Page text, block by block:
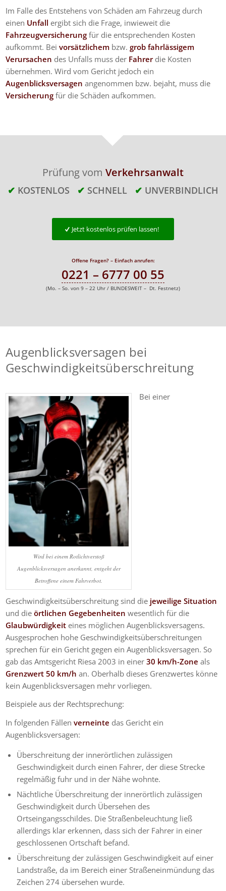
Im Falle des Entstehens von Schäden am Fahrzeug durch
einen Unfall ergibt sich die Frage, inwieweit die
Fahrzeugversicherung für die entsprechenden Kosten
aufkommt. Beivorsätzlichem bzw.grob fahrlässigem
Verursachen des Unfalls muss der Fahrerdie Kosten
übernehmen. Wird vom Gericht jedoch ein
Augenblicksversagen angenommen bzw. bejaht, muss die
Versicherung für die Schäden aufkommen.
Prüfung vom Verkehrsanwalt
✔ KOSTENLOS ✔ SCHNELL ✔ UNVERBINDLICH
Jetzt kostenlos prüfen lassen!
Offene Fragen? – Einfach anrufen:
0221 – 6777 00 55
(Mo. – So. von 9 – 22 Uhr / BUNDESWEIT – Dt. Festnetz)
Augenblicksversagen bei
Geschwindigkeitsüberschreitung
Wird bei einem Rotlichtverstoß
Augenblicksversagen anerkannt, entgeht der
Betroffene einem Fahrverbot.
Bei einer
Geschwindigkeitsüberschreitung sind die jeweilige Situation
und dieörtlichen Gegebenheiten wesentlich für die
Glaubwürdigkeit eines möglichen Augenblicksversagens.
Ausgesprochen hohe Geschwindigkeitsüberschreitungen
sprechen für ein Gericht gegen ein Augenblicksversagen. So
gab das Amtsgericht Riesa 2003 in einer30 km/h-Zone als
Grenzwert 50 km/h an. Oberhalb dieses Grenzwertes könne
kein Augenblicksversagen mehr vorliegen.
Beispiele aus der Rechtsprechung:
In folgenden Fällenverneinte das Gericht ein
Augenblicksversagen:
Überschreitung der innerörtlichen zulässigen
Geschwindigkeit durch einen Fahrer, der diese Strecke
regelmäßig fuhr und in der Nähe wohnte.
Nächtliche Überschreitung der innerörtlich zulässigen
Geschwindigkeit durch Übersehen des
Ortseingangsschildes. Die Straßenbeleuchtung ließ
allerdings klar erkennen, dass sich der Fahrer in einer
geschlossenen Ortschaft befand.
Überschreitung der zulässigen Geschwindigkeit auf einer
Landstraße, da im Bereich einer Straßeneinmündung das
Zeichen 274 übersehen wurde.